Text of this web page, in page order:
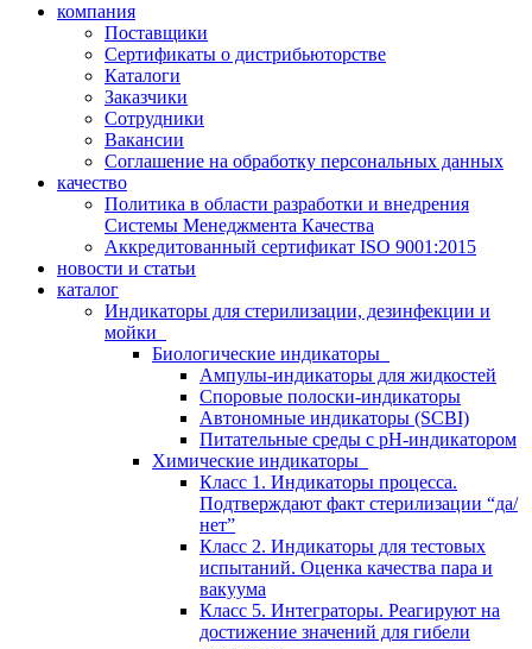
компания
Поставщики
Сертификаты о дистрибьюторстве
Каталоги
Заказчики
Сотрудники
Вакансии
Соглашение на обработку персональных данных
качество
Политика в области разработки и внедрения
Системы Менеджмента Качества
Аккредитованный сертификат ISO 9001:2015
новости и статьи
каталог
Индикаторы для стерилизации, дезинфекции и
мойки
Биологические индикаторы
Ампулы-индикаторы для жидкостей
Споровые полоски-индикаторы
Автономные индикаторы (SCBI)
Питательные среды с рН-индикатором
Химические индикаторы
Класс 1. Индикаторы процесса.
Подтверждают факт стерилизации “да/
нет”
Класс 2. Индикаторы для тестовых
испытаний. Оценка качества пара и
вакуума
Класс 5. Интеграторы. Реагируют на
достижение значений для гибели